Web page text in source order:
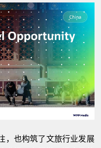
，也构筑了文旅行业发展